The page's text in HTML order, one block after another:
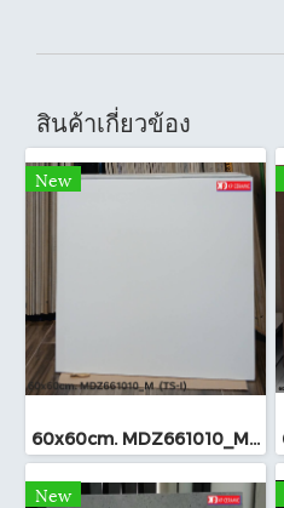
สินค้าเกี่ยวข้อง
New
60x60cm. MDZ661010_M (TS-I)
New